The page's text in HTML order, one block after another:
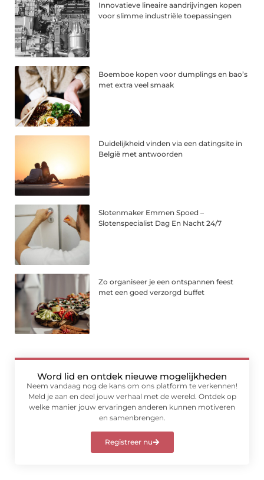
Innovatieve lineaire aandrijvingen kopen
voor slimme industriële toepassingen
Boemboe kopen voor dumplings en bao’s
met extra veel smaak
Duidelijkheid vinden via een datingsite in
België met antwoorden
Slotenmaker Emmen Spoed –
Slotenspecialist Dag En Nacht 24/7
Zo organiseer je een ontspannen feest
met een goed verzorgd buffet
Word lid en ontdek nieuwe mogelijkheden
Neem vandaag nog de kans om ons platform te verkennen!
Meld je aan en deel jouw verhaal met de wereld. Ontdek op
welke manier jouw ervaringen anderen kunnen motiveren
en samenbrengen.
Registreer nu